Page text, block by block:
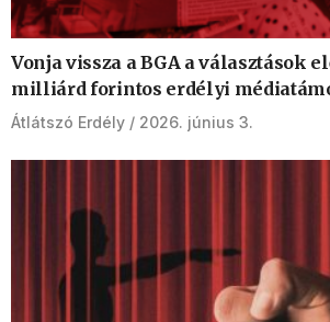
Vonja vissza a BGA a választások
milliárd forintos erdélyi
Átlátszó Erdély 2026. június 3.